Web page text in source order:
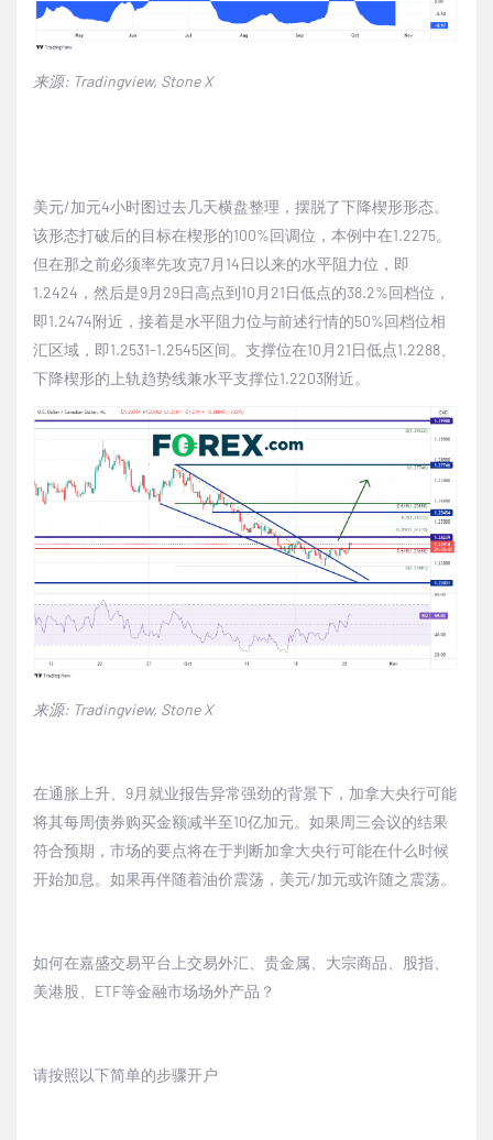
来源: Tradingview, Stone X
美元/加元4小时图过去几天横盘整理，摆脱了下降楔形形态。
该形态打破后的目标在楔形的100%回调位，本例中在1.2275。
但在那之前必须率先攻克7月 14日以来的水平阻力位，即
1.2424 ，然后是9月 29日高点到10 月 21日低点的38.2%回档位，
即1.2474附近，接着是水平阻力位与前述行情的50%回档位相
汇区域，即1.2531-1.2545区间。支撑位在10 月 21日低点1.2288
下降楔形的上轨趋势线兼水平支撑位1.2203附近。
来源: Tradingview, Stone X
在通胀上升、 9月就业报告异常强劲的背景下，加拿大央行可能
将其每周债券购买金额减半至10亿加元。如果周三会议的结果
符合预期，市场的要点将在于判断加拿大央行可能在什么时候
开始加息。如果再伴随着油价震荡，美元/加元或许随之震荡。
如何在嘉盛交易平台上交易外汇、贵金属、大宗商品、股指、
美港股、 ETF等金融市场场外产品？
请按照以下简单的步骤开户